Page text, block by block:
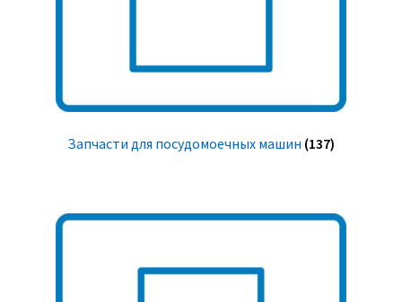
Запчасти для посудомоечных машин (137)